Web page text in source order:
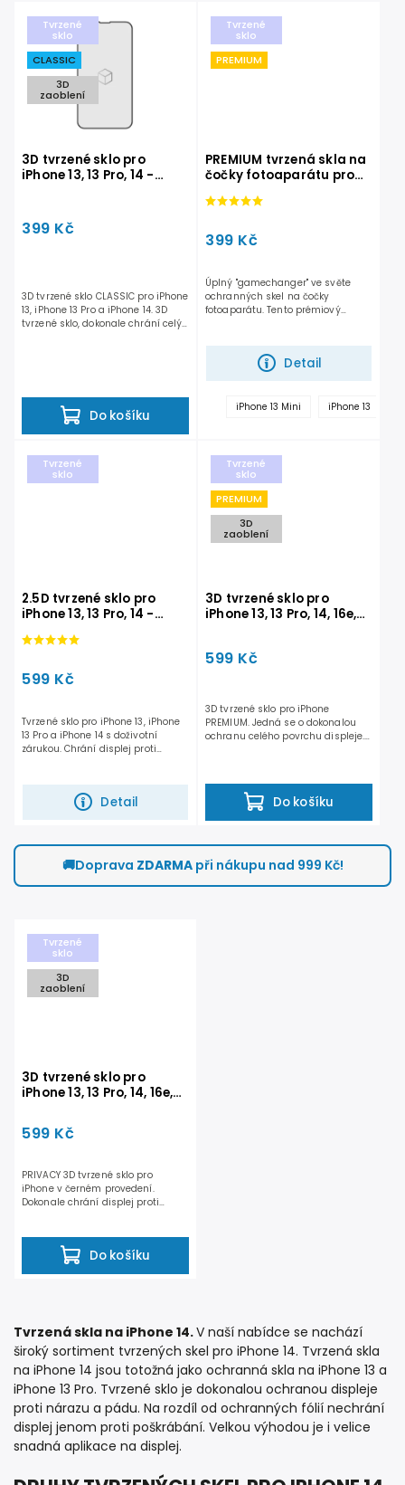
Tvrzené
sklo
CLASSIC
3D
zaoblení
3D tvrzené sklo pro
iPhone 13, 13 Pro, 14 -
399 Kč
Do košíku
3D tvrzené sklo CLASSIC pro iPhone
13, iPhone 13 Pro a iPhone 14. 3D
tvrzené sklo, dokonale chrání celý
Tvrzené
sklo
PREMIUM
PREMIUM tvrzená skla na
čočky fotoaparátu pro
399 Kč
Detail
Úplný "gamechanger" ve světe
ochranných skel na čočky
fotoaparátu. Tento prémiový
iPhone 13 Mini iPhone 13
Tvrzené
sklo
2.5D tvrzené sklo pro
iPhone 13, 13 Pro, 14 -
zárukou
599 Kč
Detail
Tvrzené sklo pro iPhone 13, iPhone
13 Pro a iPhone 14 s doživotní
zárukou. Chrání displej proti
Tvrzené
sklo
PREMIUM
3D
zaoblení
3D tvrzené sklo pro
iPhone 13, 13 Pro, 14, 16e,
599 Kč
Do košíku
3D tvrzené sklo pro iPhone
PREMIUM. Jedná se o dokonalou
ochranu celého povrchu displeje.
🚚Doprava ZDARMApři nákupu nad 999 Kč!
Tvrzené
sklo
3D
zaoblení
3D tvrzené sklo pro
iPhone 13, 13 Pro, 14, 16e,
599 Kč
Do košíku
PRIVACY 3D tvrzené sklo pro
iPhone v černém provedení.
Dokonale chrání displej proti
Tvrzená skla na iPhone 14.V naší nabídce se nachází
široký sortiment tvrzených skel pro iPhone 14. Tvrzená skla
na iPhone 14 jsou totožná jako ochranná skla na iPhone 13 a
iPhone 13 Pro. Tvrzené sklo je dokonalou ochranou displeje
proti nárazu a pádu. Na rozdíl od ochranných fólií nechrání
displej jenom proti poškrábání. Velkou výhodou je i velice
snadná aplikace na displej.